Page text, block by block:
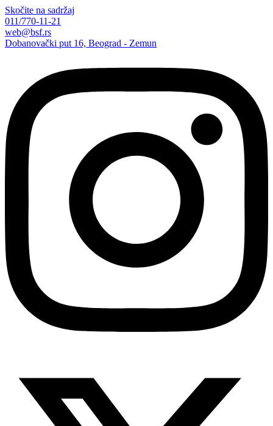
Skočite na sadržaj
011/770-11-21
web@bsf.rs
Dobanovački put 16, Beograd - Zemun